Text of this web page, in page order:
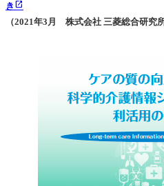
き
（2021年3月 株式会社 三菱総合研究